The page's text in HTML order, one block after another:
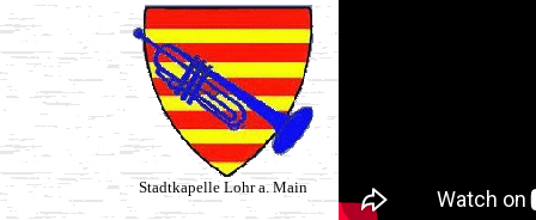
Stadtkapelle Lohr a. Main